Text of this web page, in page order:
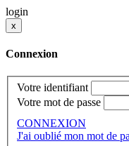
login
x
Connexion
Votre identifiant
Votre mot de passe
CONNEXION
J'ai oublié mon mot de